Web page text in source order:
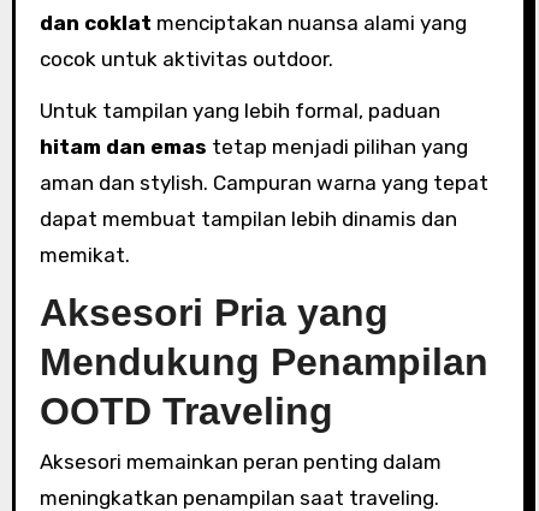
dan coklat menciptakan nuansa alami yang
cocok untuk aktivitas outdoor.
Untuk tampilan yang lebih formal, paduan
hitam dan emas tetap menjadi pilihan yang
aman dan stylish. Campuran warna yang tepat
dapat membuat tampilan lebih dinamis dan
memikat.
Aksesori Pria yang
Mendukung Penampilan
OOTD Traveling
Aksesori memainkan peran penting dalam
meningkatkan penampilan saat traveling.